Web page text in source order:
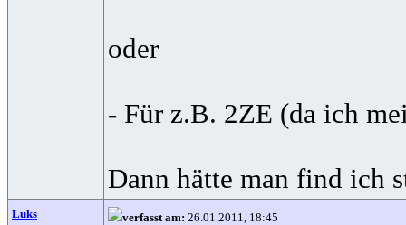
oder
- Für z.B. 2ZE (da ich
Dann hätte man find ich
Luks verfasst am: 26.01.2011, 18:45